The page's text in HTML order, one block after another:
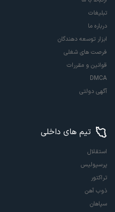
تبلیغات
درباره ما
ابزار توسعه دهندگان
فرصت های شغلی
قوانین و مقررات
DMCA
آگهی دولتی
تیم های داخلی
استقلال
پرسپولیس
تراکتور
ذوب آهن
سپاهان